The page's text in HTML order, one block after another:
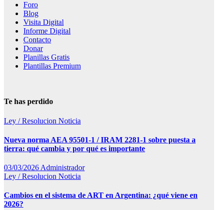
Foro
Blog
Visita Digital
Informe Digital
Contacto
Donar
Planillas Gratis
Plantillas Premium
Te has perdido
Ley / Resolucion Noticia
Nueva norma AEA 95501-1 / IRAM 2281-1 sobre puesta a
tierra: qué cambia y por qué es importante
03/03/2026 Administrador
Ley / Resolucion Noticia
Cambios en el sistema de ART en Argentina: ¿qué viene en
2026?